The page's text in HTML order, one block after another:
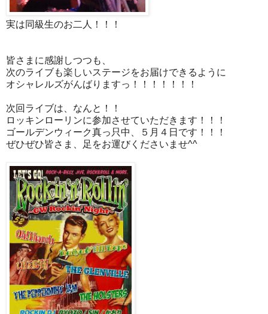
実は同級生のお二人！！！
皆さまに感謝しつつも、
次のライブも楽しいステージをお届けできるように
オシャレルズがんばりますっ！！！！！！！
次回ライブは、なんと！！
ロッキンローリンに参加させていただきます！！！
ゴールデンウィーク真っ只中、５月４日です！！！
ぜひぜひ皆さま、足をお運びくださいませ^^